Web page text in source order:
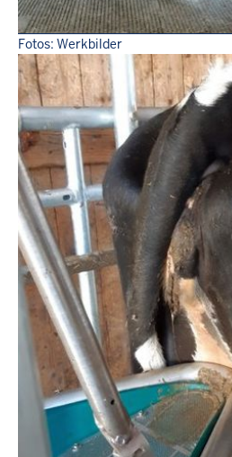
Fotos: Werkbilder